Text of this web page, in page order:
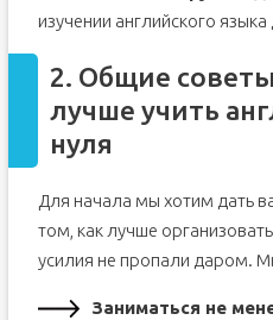
изучении английского
2. Общие
лучше учить
нуля
Для начала мы хотим дать
том, как лучше
усилия не пропали даром.
Заниматься не